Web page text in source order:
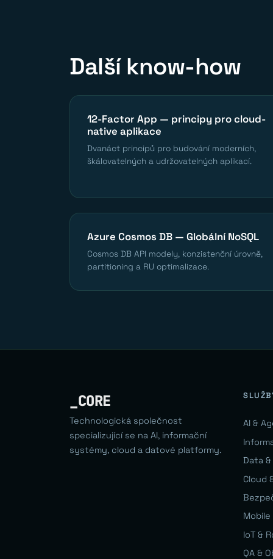
Další know-how
12-Factor App — principy pro cloud-
native aplikace
Dvanáct principů pro budování moderních,
škálovatelných a udržovatelných aplikací.
Azure Cosmos DB — Globální NoSQL
Cosmos DB API modely, konzistenční úrovně,
partitioning a RU optimalizace.
_CORE
Technologická společnost
specializující se na AI, informační
systémy, cloud a datové platformy.
AI &
Data
Cloud
Mobile
IoT &
QA &